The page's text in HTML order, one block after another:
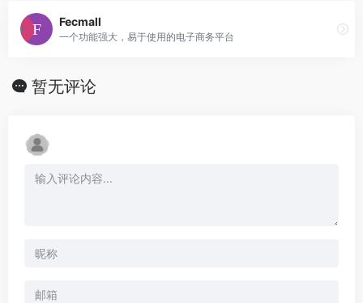
Fecmall
一个功能强大，易于使用的电子商务平台
暂无评论